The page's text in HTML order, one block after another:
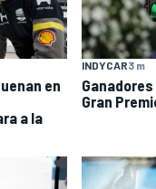
en
a la
INDYCAR3 m
Gran